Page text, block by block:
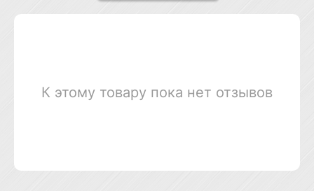
К этому товару пока нет отзывов